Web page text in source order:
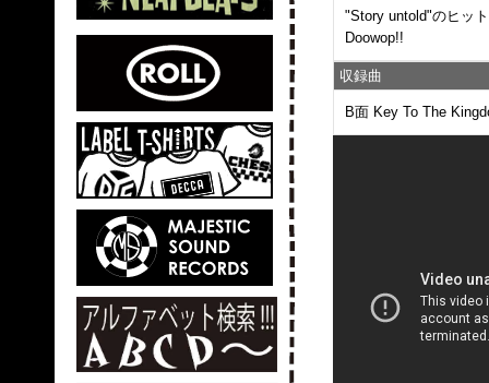
"Story untold"のヒッ
Doowop!!
収録曲
B面 Key To The